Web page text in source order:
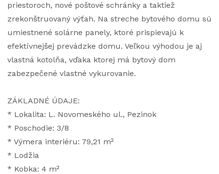
priestoroch, nové poštové schránky a taktiež
zrekonštruovaný výťah. Na streche bytového domu sú
umiestnené solárne panely, ktoré prispievajú k
efektívnejšej prevádzke domu. Veľkou výhodou je aj
vlastná kotolňa, vďaka ktorej má bytový dom
zabezpečené vlastné vykurovanie.
ZÁKLADNÉ ÚDAJE:
* Lokalita: L. Novomeského ul., Pezinok
* Poschodie: 3/8
* Výmera interiéru: 79,21 m²
* Lodžia
* Kobka: 4 m²